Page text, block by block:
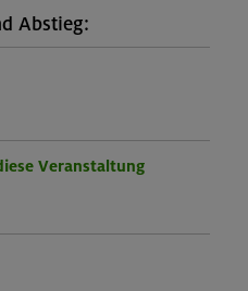
Abstieg:
Veranstaltung